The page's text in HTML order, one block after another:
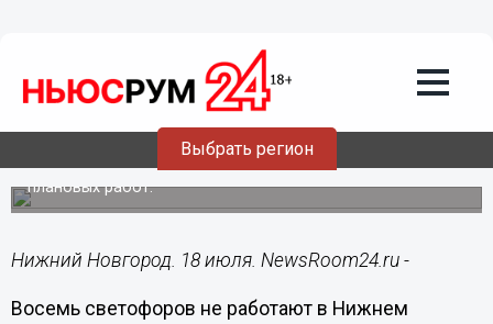
Выбрать регион
18.07.201811:38
Восемь светофоров не работают в
Нижнем Новгороде 18 июля
Светофоры не работают по причине проведения
плановых работ.
Нижний Новгород. 18 июля. NewsRoom24.ru -
Восемь светофоров не работают в Нижнем